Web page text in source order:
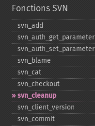
Fonctions SVN
svn_​add
svn_​auth_​get_​parameter
svn_​auth_​set_​parameter
svn_​blame
svn_​cat
svn_​checkout
svn_​cleanup
svn_​client_​version
svn_​commit